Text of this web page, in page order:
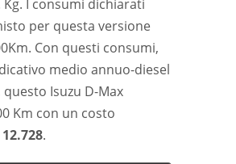
I consumi dichiarati
per questa versione
Con questi consumi,
medio annuo-diesel
Isuzu D-Max
Km con un costo
.